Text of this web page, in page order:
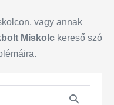
vagy annak
Miskolc kereső szó